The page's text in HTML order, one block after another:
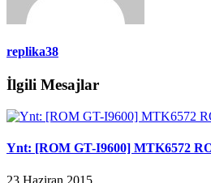
replika38
İlgili Mesajlar
Ynt: [ROM GT-I9600] MTK6572
23 Haziran 2015